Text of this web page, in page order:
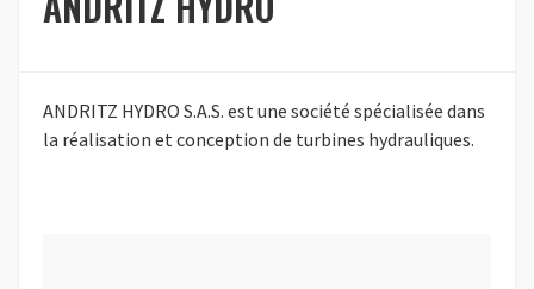
ANDRITZ HYDRO S.A.S. est une société spécialisée dans
la réalisation et conception de turbines hydrauliques.